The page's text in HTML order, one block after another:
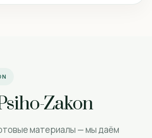
Zakon
материалы — мы даём